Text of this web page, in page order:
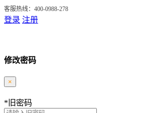
客服热线：400-0988-278
登录 注册
修改密码
×
* 旧密码